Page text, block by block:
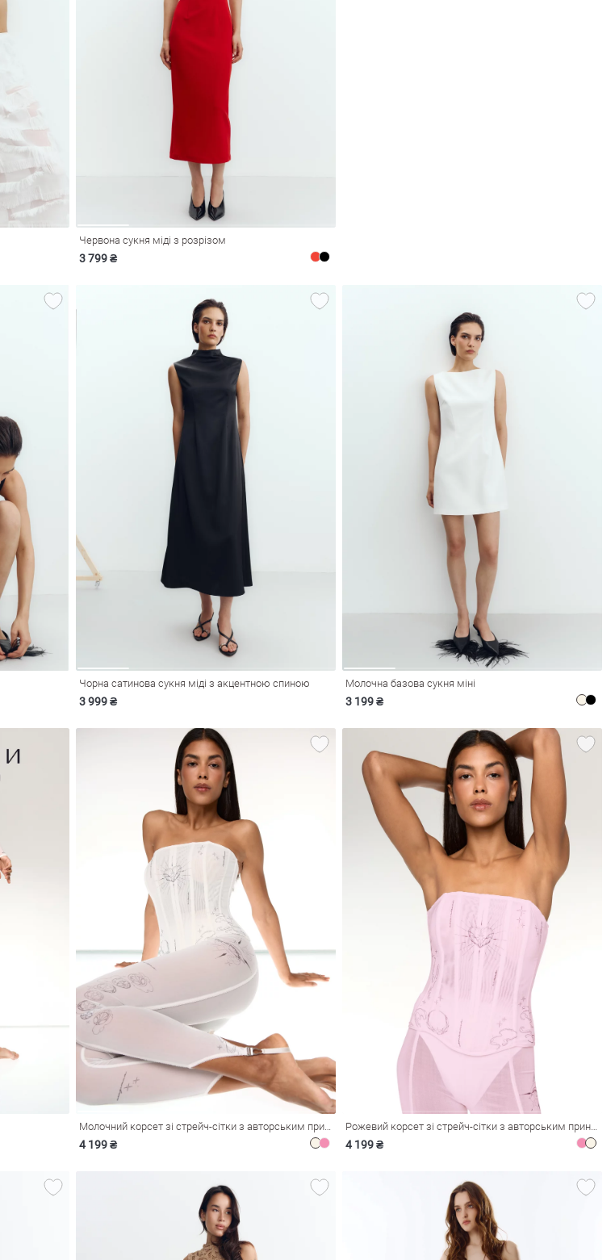
Червона сукня міді з розрізом
3 799 ₴
Чорна сатинова сукня міді з акцентною спиною
3 999 ₴
Молочна базова сукня міні
3 199 ₴
Молочний корсет зі стрейч-сітки з авторським принтом
4 199 ₴
Рожевий корсет зі стрейч-сітки з авторським принтом
4 199 ₴